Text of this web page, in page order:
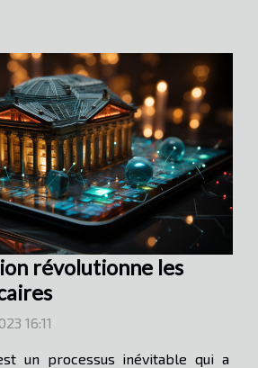
révolutionne les
16:11
un processus inévitable qui a